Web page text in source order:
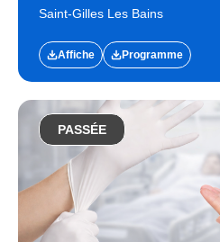
Saint-Gilles Les Bains
Affiche Programme
PASSÉE